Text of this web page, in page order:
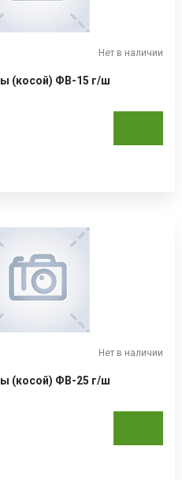
Нет в наличии
(косой) ФВ-15 г/ш
Нет в наличии
(косой) ФВ-25 г/ш